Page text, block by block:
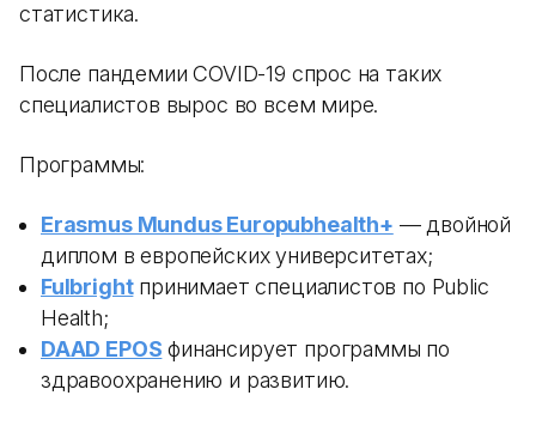
статистика.
После пандемии COVID-19 спрос на таких
специалистов вырос во всем мире.
Программы:
Erasmus Mundus Europubhealth+ — двойной
диплом в европейских университетах;
Fulbrightпринимает специалистов по Public
Health;
DAAD EPOS финансирует программы по
здравоохранению и развитию.